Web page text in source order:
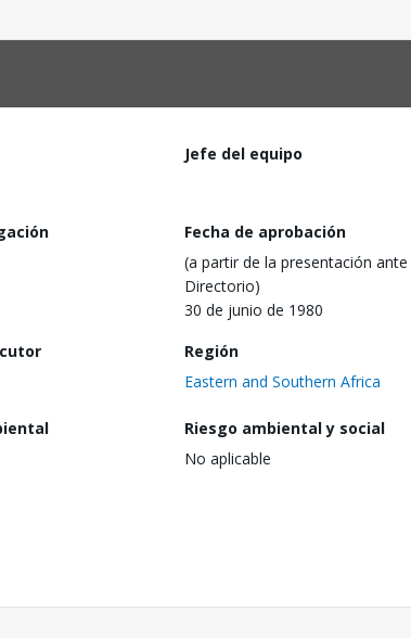
Jefe del equipo
Fecha de aprobación
(a partir de la presentación ante
Directorio)
30 de junio de 1980
Región
Eastern and Southern Africa
Riesgo ambiental y social
No aplicable